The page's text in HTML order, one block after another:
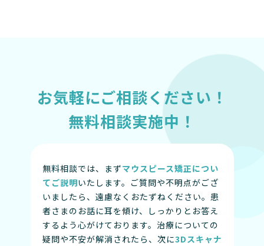
お気軽にご相談ください！
無料相談実施中！
無料相談では、まずマウスピース矯正につい
てご説明いたします。ご質問や不明点がござ
いましたら、遠慮なくおたずねください。患
者さまのお話に耳を傾け、しっかりとお答え
するよう心がけております。治療についての
疑問や不安が解消されたら、次に3Dスキャナ